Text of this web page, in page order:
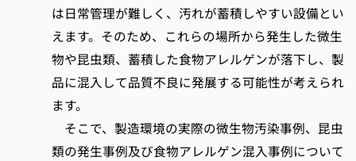
は日常管理が難しく、汚れが蓄積しやすい設備とい
えます。そのため、これらの場所から発生した微生
物や昆虫類、蓄積した食物アレルゲンが落下し、製
品に混入して品質不良に発展する可能性が考えられ
ます。
そこで、製造環境の実際の微生物汚染事例、昆虫
類の発生事例及び食物アレルゲン混入事例について